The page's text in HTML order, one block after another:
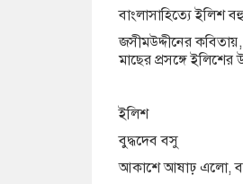
বাংলাসাহিত্যে ইলিশ
জসীমউদ্দীনের
মাছের প্রসঙ্গে
ইলিশ
বুদ্ধদেব বসু
আকাশে আষাঢ় এলো,